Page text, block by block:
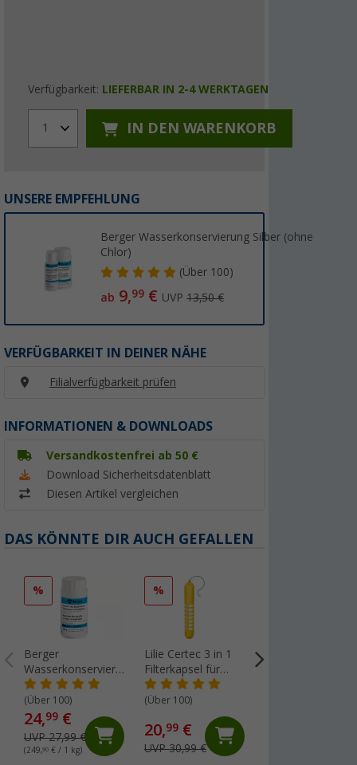
Verfügbarkeit: LIEFERBAR IN 2-4 WERKTAGEN
1 IN DEN WARENKORB
UNSERE EMPFEHLUNG
Berger Wasserkonservierung Silber (ohne
Chlor)
(Über100)
ab 9,99 € UVP13,50 €
VERFÜGBARKEIT IN DEINER NÄHE
Filialverfügbarkeit prüfen
INFORMATIONEN & DOWNLOADS
Versandkostenfrei ab 50 €
Download Sicherheitsdatenblatt
Diesen Artikel vergleichen
DAS KÖNNTE DIR AUCH GEFALLEN
%
Berger
Wasserkonservierung
Silber (ohne Chlor)
für 10.000 l
(Über 100)
24,99 €
UVP 27,99 €
(249,90 € / 1 kg)
%
Lilie Certec 3 in 1
Filterkapsel für
Frischwasserschutz
100 Liter
(Über 100)
20,99 €
UVP 30,99 €